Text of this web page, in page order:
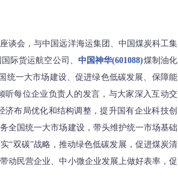
谈会，与中国远洋海运集团、中国煤炭科工集
际货运航空公司、 中国神华(601088)煤制油化
统一大市场建设、促进绿色低碳发展、保障能
每位企业负责人的发言，与大家深入互动交
布局优化和结构调整，提升国有企业科技创
全国统一大市场建设，带头维护统一市场基础
“双碳”战略，推动绿色低碳发展，促进煤炭清
动民营企业、中小微企业发展上做好表率，促